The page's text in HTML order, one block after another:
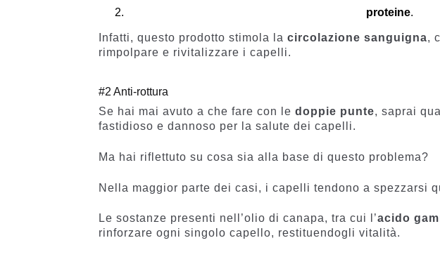
proteine.
Infatti, questo prodotto stimola lacircolazione sanguigna,
rimpolpare e rivitalizzare i capelli.
#2 Anti-rottura
Se hai mai avuto a che fare con ledoppie punte, saprai
fastidioso e dannoso per la salute dei capelli.
Ma hai riflettuto su cosa sia alla base di questo problema?
Nella maggior parte dei casi, i capelli tendono a spezzarsi
Le sostanze presenti nell’olio di canapa, tra cui l’acido
rinforzare ogni singolo capello, restituendogli vitalità.